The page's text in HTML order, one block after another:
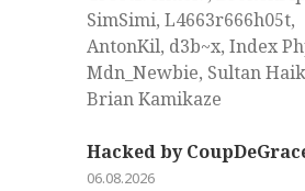
SimSimi, L4663r666h05t,
AntonKil, d3b~x, Index
Mdn_Newbie, Sultan
Brian Kamikaze
Hacked by
06.08.2026